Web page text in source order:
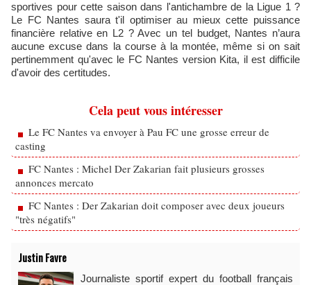
sportives pour cette saison dans l'antichambre de la Ligue 1 ?
Le FC Nantes saura t'il optimiser au mieux cette puissance
financière relative en L2 ? Avec un tel budget, Nantes n’aura
aucune excuse dans la course à la montée, même si on sait
pertinemment qu'avec le FC Nantes version Kita, il est difficile
d'avoir des certitudes.
Cela peut vous intéresser
Le FC Nantes va envoyer à Pau FC une grosse erreur de
casting
FC Nantes : Michel Der Zakarian fait plusieurs grosses
annonces mercato
FC Nantes : Der Zakarian doit composer avec deux joueurs
"très négatifs"
Justin Favre
Journaliste sportif expert du football français